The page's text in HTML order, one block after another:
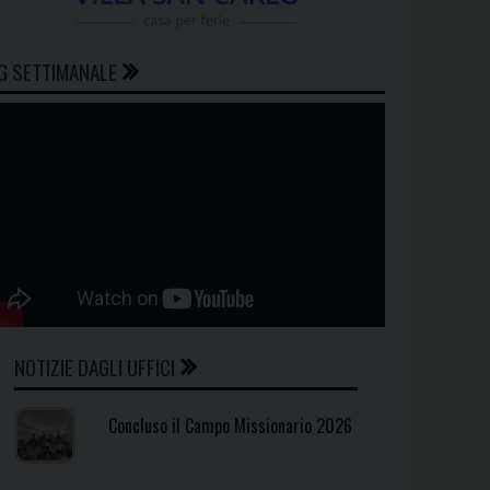
SETTIMANALE
NOTIZIE DAGLI UFFICI
Concluso il Campo Missionario 2026